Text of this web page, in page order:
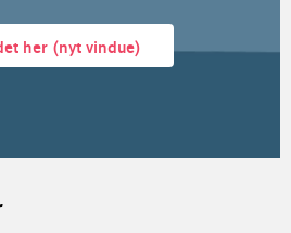
her (nyt vindue)